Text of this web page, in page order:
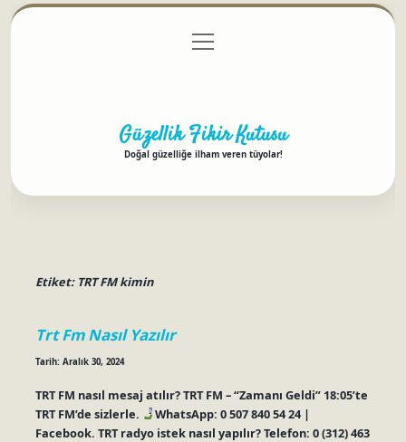
Gizlilik Politikası
menüyü
aç
Güzellik Fikir Kutusu
Doğal güzelliğe ilham veren tüyolar!
Etiket: TRT FM kimin
Trt Fm Nasıl Yazılır
Tarih: Aralık 30, 2024
TRT FM nasıl mesaj atılır? TRT FM – “Zamanı Geldi” 18:05’te
TRT FM’de sizlerle.
WhatsApp: 0 507 840 54 24 |
Facebook. TRT radyo istek nasıl yapılır? Telefon: 0 (312) 463